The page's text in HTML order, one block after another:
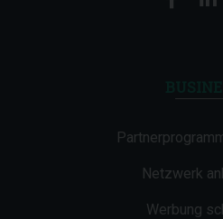
Netzwerk
Werbung